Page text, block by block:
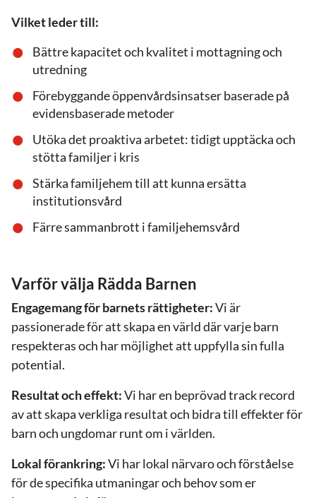
Vilket leder till:
Bättre kapacitet och kvalitet i mottagning och
utredning
Förebyggande öppenvårdsinsatser baserade på
evidensbaserade metoder
Utöka det proaktiva arbetet: tidigt upptäcka och
stötta familjer i kris
Stärka familjehem till att kunna ersätta
institutionsvård
Färre sammanbrott i familjehemsvård
Varför välja Rädda Barnen
Engagemang för barnets rättigheter:Vi är
passionerade för att skapa en värld där varje barn
respekteras och har möjlighet att uppfylla sin fulla
potential.
Resultat och effekt:Vi har en beprövad track record
av att skapa verkliga resultat och bidra till effekter för
barn och ungdomar runt om i världen.
Lokal förankring:Vi har lokal närvaro och förståelse
för de specifika utmaningar och behov som er